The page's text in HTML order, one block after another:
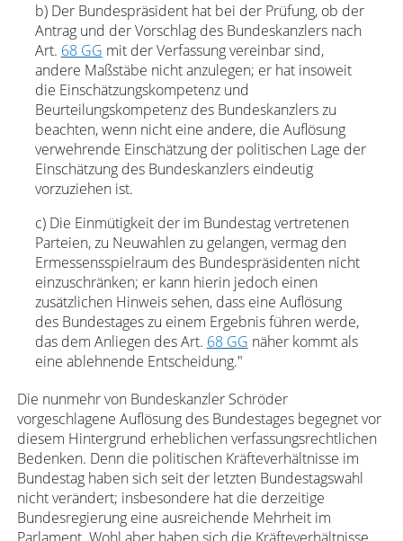
b) Der Bundespräsident hat bei der Prüfung, ob der
Antrag und der Vorschlag des Bundeskanzlers nach
Art. 68 GG mit der Verfassung vereinbar sind,
andere Maßstäbe nicht anzulegen; er hat insoweit
die Einschätzungskompetenz und
Beurteilungskompetenz des Bundeskanzlers zu
beachten, wenn nicht eine andere, die Auflösung
verwehrende Einschätzung der politischen Lage der
Einschätzung des Bundeskanzlers eindeutig
vorzuziehen ist.
c) Die Einmütigkeit der im Bundestag vertretenen
Parteien, zu Neuwahlen zu gelangen, vermag den
Ermessensspielraum des Bundespräsidenten nicht
einzuschränken; er kann hierin jedoch einen
zusätzlichen Hinweis sehen, dass eine Auflösung
des Bundestages zu einem Ergebnis führen werde,
das dem Anliegen des Art. 68 GG näher kommt als
eine ablehnende Entscheidung."
Die nunmehr von Bundeskanzler Schröder
vorgeschlagene Auflösung des Bundestages begegnet vor
diesem Hintergrund erheblichen verfassungsrechtlichen
Bedenken. Denn die politischen Kräfteverhältnisse im
Bundestag haben sich seit der letzten Bundestagswahl
nicht verändert; insbesondere hat die derzeitige
Bundesregierung eine ausreichende Mehrheit im